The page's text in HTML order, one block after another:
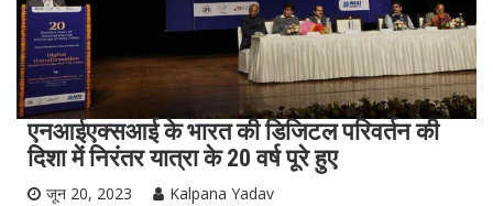
एनआईएक्सआई के भारत की डिजिटल परिवर्तन की
दिशा में निरंतर यात्रा के 20 वर्ष पूरे हुए
जून 20, 2023
Kalpana Yadav